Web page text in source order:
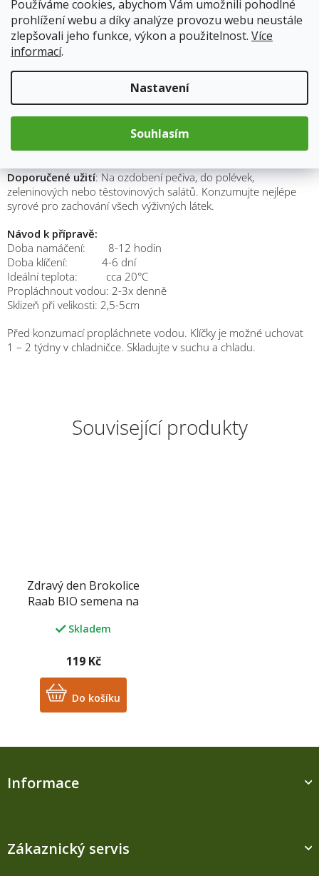
Používáme cookies, abychom Vám umožnili pohodlné
prohlížení webu a díky analýze provozu webu neustále
zlepšovali jeho funkce, výkon a použitelnost. Více
informací.
Nastavení
Souhlasím
Hmotnost: 0.2 kg
Související produkty
Zdravý den Brokolice
Raab BIO semena na
Skladem
119 Kč
Do košíku
Složení: Semena brokolice Raab (Brassica Rapa Cymosa), ředkve
Raphanus Sativus), jetele (
ekologického zemědělství.
Doporučené užití: Na ozdobení pečiva, do polévek,
zeleninových nebo těstovinových salátů. Konzumujte nejlépe
syrové pro zachování všech výživných látek.
Návod k přípravě:
Doba namáčení: 8-12 hodin
Doba klíčení: 4-6 dní
Ideální teplota: cca 20°C
Propláchnout vodou: 2-3x denně
Sklizeň při velikosti: 2,5-5cm
Před konzumací propláchnete vodou. Klíčky je možné uchovat
1 – 2 týdny v chladničce. Skladujte v suchu a chladu.
Z
Informace
Zákaznický servis